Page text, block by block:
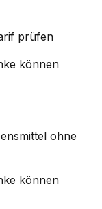
prüfen
können
ohne
können